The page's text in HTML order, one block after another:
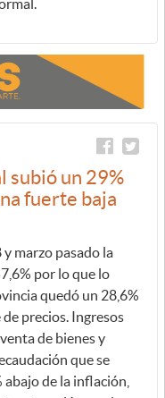
subió un 29%
fuerte baja
marzo pasado la
por lo que lo
quedó un 28,6%
precios. Ingresos
de bienes y
que se
abajo de la inflación,